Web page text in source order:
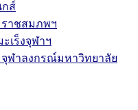
กส์
าชสมภพฯ
เร็งจุฬาฯ
จุฬาลงกรณ์มหาวิทยาลัย